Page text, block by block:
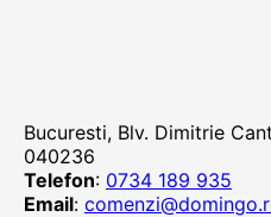
Bucuresti, Blv. Dimitrie
040236
Telefon: 0734 189 935
Email: